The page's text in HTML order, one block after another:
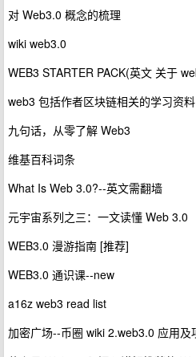
对 Web3.0 概念的梳理
wiki web3.0
WEB3 STARTER PACK(英文 关于
web3 包括作者区块链相关的学习资料
九句话，从零了解 Web3
维基百科词条
What Is Web 3.0?--英文需翻墙
元宇宙系列之三：一文读懂 Web 3.0
WEB3.0 漫游指南 [推荐]
WEB3.0 通识课--new
a16z web3 read list
加密广场--币圈 wiki 2.web3.0 应用及